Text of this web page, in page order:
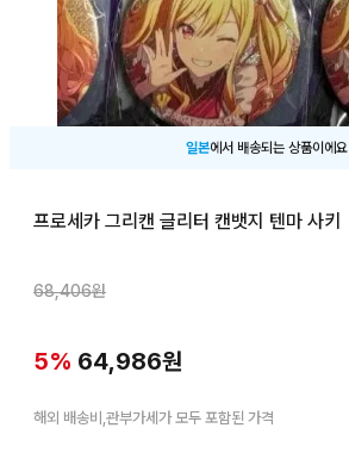
일본에서 배송되는 상품이에요
프로세카 그리캔 글리터 캔뱃지 텐마 사키
68,406원
5% 64,986원
해외 배송비,관부가세가 모두 포함된 가격